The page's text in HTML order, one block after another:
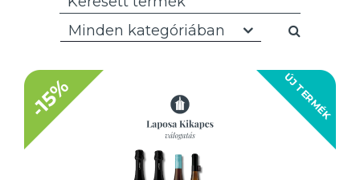
Minden kategóriában
ÚJ TERMÉK
-15%